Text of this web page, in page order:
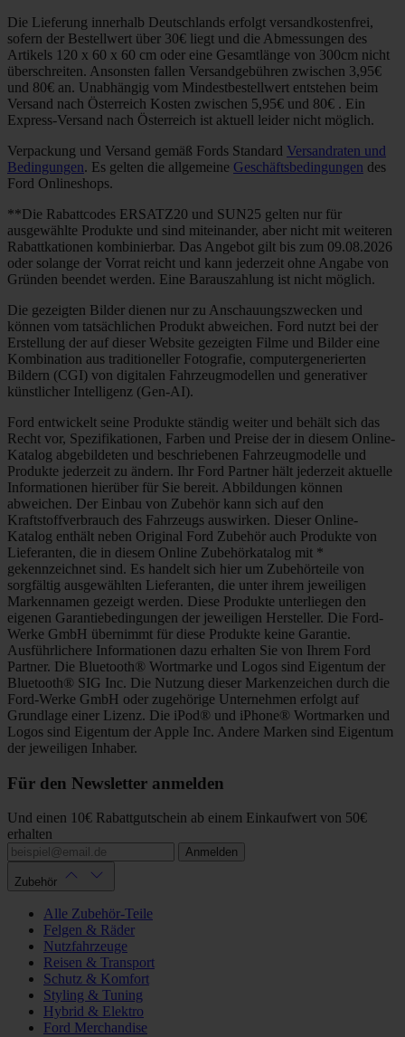
Die Lieferung innerhalb Deutschlands erfolgt versandkostenfrei,
sofern der Bestellwert über 30€ liegt und die Abmessungen des
Artikels 120 x 60 x 60 cm oder eine Gesamtlänge von 300cm nicht
überschreiten. Ansonsten fallen Versandgebühren zwischen 3,95€
und 80€ an. Unabhängig vom Mindestbestellwert entstehen beim
Versand nach Österreich Kosten zwischen 5,95€ und 80€ . Ein
Express-Versand nach Österreich ist aktuell leider nicht möglich.
Verpackung und Versand gemäß Fords Standard Versandraten und
Bedingungen. Es gelten die allgemeine Geschäftsbedingungen des
Ford Onlineshops.
**Die Rabattcodes ERSATZ20 und SUN25 gelten nur für
ausgewählte Produkte und sind miteinander, aber nicht mit weiteren
Rabattkationen kombinierbar. Das Angebot gilt bis zum 09.08.2026
oder solange der Vorrat reicht und kann jederzeit ohne Angabe von
Gründen beendet werden. Eine Barauszahlung ist nicht möglich.
Die gezeigten Bilder dienen nur zu Anschauungszwecken und
können vom tatsächlichen Produkt abweichen. Ford nutzt bei der
Erstellung der auf dieser Website gezeigten Filme und Bilder eine
Kombination aus traditioneller Fotografie, computergenerierten
Bildern (CGI) von digitalen Fahrzeugmodellen und generativer
künstlicher Intelligenz (Gen-AI).
Ford entwickelt seine Produkte ständig weiter und behält sich das
Recht vor, Spezifikationen, Farben und Preise der in diesem Online-
Katalog abgebildeten und beschriebenen Fahrzeugmodelle und
Produkte jederzeit zu ändern. Ihr Ford Partner hält jederzeit aktuelle
Informationen hierüber für Sie bereit. Abbildungen können
abweichen. Der Einbau von Zubehör kann sich auf den
Kraftstoffverbrauch des Fahrzeugs auswirken. Dieser Online-
Katalog enthält neben Original Ford Zubehör auch Produkte von
Lieferanten, die in diesem Online Zubehörkatalog mit *
gekennzeichnet sind. Es handelt sich hier um Zubehörteile von
sorgfältig ausgewählten Lieferanten, die unter ihrem jeweiligen
Markennamen gezeigt werden. Diese Produkte unterliegen den
eigenen Garantiebedingungen der jeweiligen Hersteller. Die Ford-
Werke GmbH übernimmt für diese Produkte keine Garantie.
Ausführlichere Informationen dazu erhalten Sie von Ihrem Ford
Partner. Die Bluetooth® Wortmarke und Logos sind Eigentum der
Bluetooth® SIG Inc. Die Nutzung dieser Markenzeichen durch die
Ford-Werke GmbH oder zugehörige Unternehmen erfolgt auf
Grundlage einer Lizenz. Die iPod® und iPhone® Wortmarken und
Logos sind Eigentum der Apple Inc. Andere Marken sind Eigentum
der jeweiligen Inhaber.
Für den Newsletter anmelden
Und einen 10€ Rabattgutschein ab einem Einkaufwert von 50€
erhalten
Anmelden
Zubehör
Alle Zubehör-Teile
Felgen & Räder
Nutzfahrzeuge
Reisen & Transport
Schutz & Komfort
Styling & Tuning
Hybrid & Elektro
Ford Merchandise